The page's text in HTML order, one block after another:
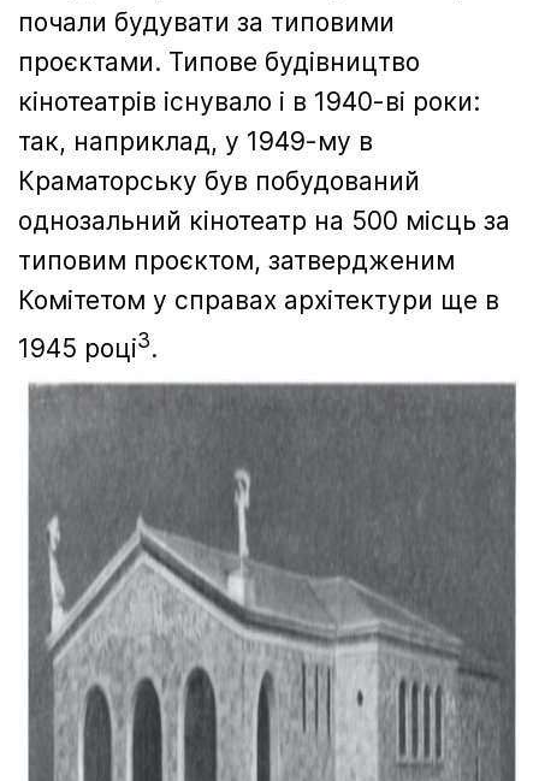
почали будувати за типовими
проєктами. Типове будівництво
кінотеатрів існувало і в 1940-ві роки:
так, наприклад, у 1949-му в
Краматорську був побудований
однозальний кінотеатр на 500 місць за
типовим проєктом, затвердженим
Комітетом у справах архітектури ще в
1945 році3.